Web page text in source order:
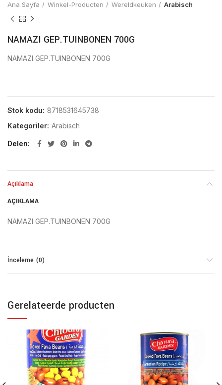
Ana Sayfa Winkel-Producten Wereldkeuken Arabisch
NAMAZI GEP.TUINBONEN 700G
NAMAZI GEP.TUINBONEN 700G
Stok kodu: 8718531645738
Kategoriler: Arabisch
Delen
Açıklama
AÇIKLAMA
NAMAZI GEP.TUINBONEN 700G
İnceleme (0)
Gerelateerde producten